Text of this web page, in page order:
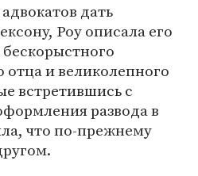
дать
Роу описала его
и великолепного
встретившись с
развода в
что по-прежнему